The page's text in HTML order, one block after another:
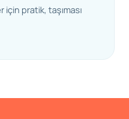
için pratik, taşıması